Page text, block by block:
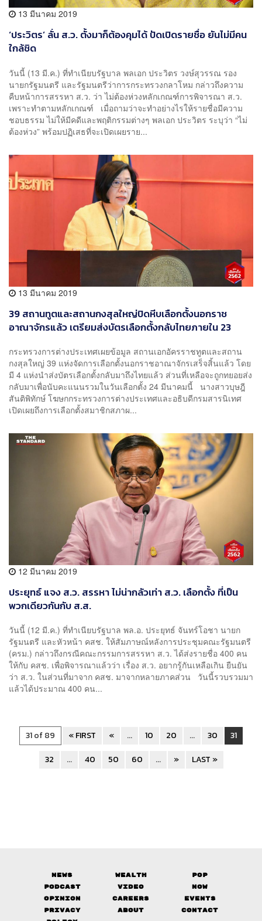
13 มีนาคม 2019
‘ประวิตร’ ลั่น ส.ว. ตั้งมาก็ต้องคุมได้ ปัดเปิดรายชื่อ ยันไม่มีคน
ใกล้ชิด
วันนี้ (13 มี.ค.) ที่ทำเนียบรัฐบาล พลเอก ประวิตร วงษ์สุวรรณ รอง
นายกรัฐมนตรี และรัฐมนตรีว่าการกระทรวงกลาโหม กล่าวถึงความ
คืบหน้าการสรรหา ส.ว. ว่า ไม่ต้องห่วงหลักเกณฑ์การพิจารณา ส.ว.
เพราะทำตามหลักเกณฑ์ เมื่อถามว่าจะทำอย่างไรให้รายชื่อมีความ
ชอบธรรม ไม่ให้มีคดีและพฤติกรรมต่างๆ พลเอก ประวิตร ระบุว่า “ไม่
ต้องห่วง” พร้อมปฏิเสธที่จะเปิดเผยราย...
13 มีนาคม 2019
39 สถานทูตและสถานกงสุลใหญ่ปิดหีบเลือกตั้งนอกราช
อาณาจักรแล้ว เตรียมส่งบัตรเลือกตั้งกลับไทยภายใน 23
กระทรวงการต่างประเทศเผยข้อมูล สถานเอกอัครราชทูตและสถาน
กงสุลใหญ่ 39 แห่งจัดการเลือกตั้งนอกราชอาณาจักรเสร็จสิ้นแล้ว โดย
มี 4 แห่งนำส่งบัตรเลือกตั้งกลับมาถึงไทยแล้ว ส่วนที่เหลือจะถูกทยอยส่ง
กลับมาเพื่อนับคะแนนรวมในวันเลือกตั้ง 24 มีนาคมนี้ นางสาวบุษฎี
สันติพิทักษ์ โฆษกกระทรวงการต่างประเทศและอธิบดีกรมสารนิเทศ
เปิดเผยถึงการเลือกตั้งสมาชิกสภาผ...
12 มีนาคม 2019
ประยุทธ์ แจง ส.ว. สรรหา ไม่น่ากลัวเท่า ส.ว. เลือกตั้ง ที่เป็น
พวกเดียวกันกับ ส.ส.
วันนี้ (12 มี.ค.) ที่ทำเนียบรัฐบาล พล.อ. ประยุทธ์ จันทร์โอชา นายก
รัฐมนตรี และหัวหน้า คสช. ให้สัมภาษณ์หลังการประชุมคณะรัฐมนตรี
(ครม.) กล่าวถึงกรณีคณะกรรมการสรรหา ส.ว. ได้ส่งรายชื่อ 400 คน
ให้กับ คสช. เพื่อพิจารณาแล้วว่า เรื่อง ส.ว. อยากรู้กันเหลือเกิน ยืนยัน
ว่า ส.ว. ในส่วนที่มาจาก คสช. มาจากหลายภาคส่วน วันนี้รวบรวมมา
แล้วได้ประมาณ 400 คน...
31 of 89 « FIRST « ... 10 20 ... 30
31
32
... 40 50 60 ... » LAST »
News Wealth
Pop
Podcast
Video
Now
Opinion
Careers
Events
Privacy
About Contact